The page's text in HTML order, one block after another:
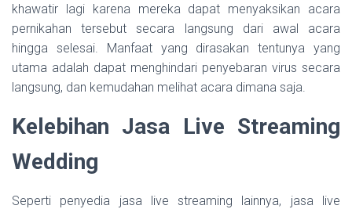
khawatir lagi karena mereka dapat menyaksikan acara
pernikahan tersebut secara langsung dari awal acara
hingga selesai. Manfaat yang dirasakan tentunya yang
utama adalah dapat menghindari penyebaran virus secara
langsung, dan kemudahan melihat acara dimana saja.
Kelebihan Jasa Live Streaming
Wedding
Seperti penyedia jasa live streaming lainnya, jasa live